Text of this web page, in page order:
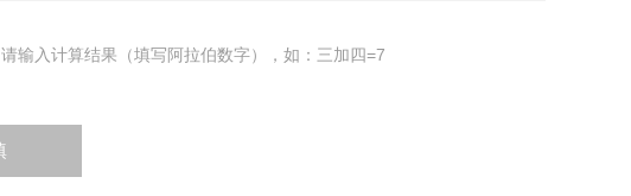
请输入计算结果（填写阿拉伯数字），如：三加四=7